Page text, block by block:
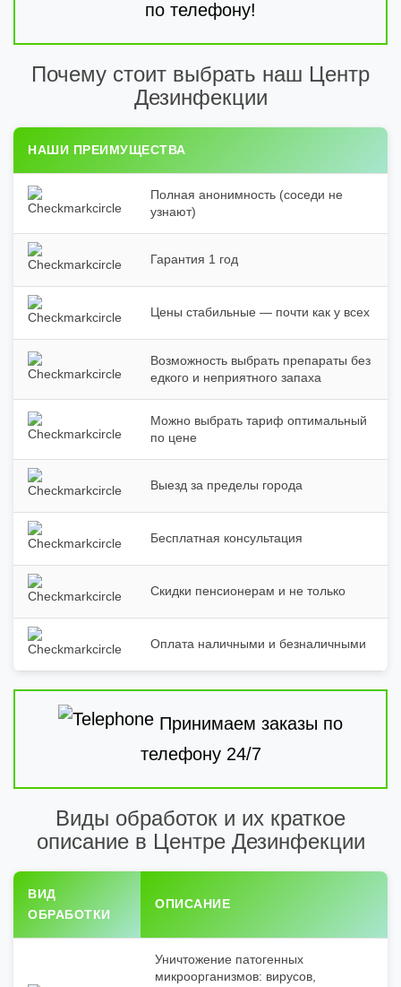
по телефону!
Почему стоит выбрать наш Центр
Дезинфекции
НАШИ ПРЕИМУЩЕСТВА
Полная анонимность (соседи не
узнают)
Гарантия 1 год
Цены стабильные — почти как у всех
Возможность выбрать препараты без
едкого и неприятного запаха
Можно выбрать тариф оптимальный
по цене
Выезд за пределы города
Бесплатная консультация
Скидки пенсионерам и не только
Оплата наличными и безналичными
Принимаем заказы по
телефону 24/7
Виды обработок и их краткое
описание в Центре Дезинфекции
ВИД
ОБРАБОТКИ
ОПИСАНИЕ
Уничтожение патогенных
микроорганизмов: вирусов,